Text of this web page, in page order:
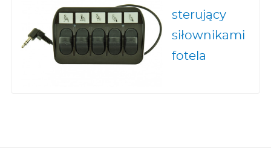
sterujący
siłownikami
fotela